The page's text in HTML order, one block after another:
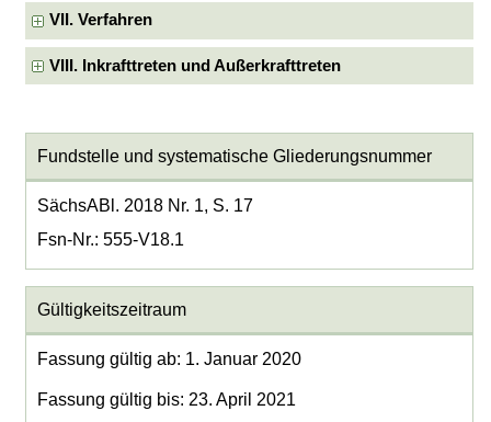
VII. Verfahren
VIII. Inkrafttreten und Außerkrafttreten
Fundstelle und systematische Gliederungsnummer
SächsABl. 2018 Nr. 1, S. 17
Fsn-Nr.: 555-V18.1
Gültigkeitszeitraum
Fassung gültig ab: 1. Januar 2020
Fassung gültig bis: 23. April 2021